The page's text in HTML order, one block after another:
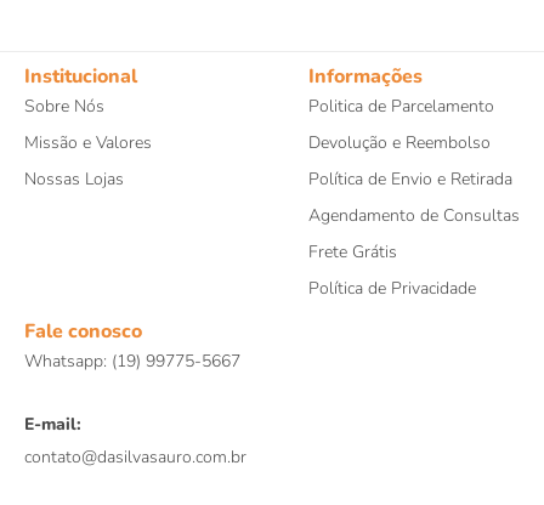
Institucional
Sobre Nós
Missão e Valores
Nossas Lojas
Informações
Politica de Parcelamento
Devolução e Reembolso
Política de Envio e Retirada
Agendamento de Consultas
Frete Grátis
Política de Privacidade
Fale conosco
Whatsapp: (19) 99775-5667
E-mail:
contato@dasilvasauro.com.br